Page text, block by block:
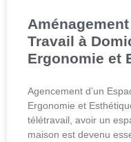
Travail à
Ergonomie et
Agencement d’un
Ergonomie et
télétravail, avoir un
maison est devenu